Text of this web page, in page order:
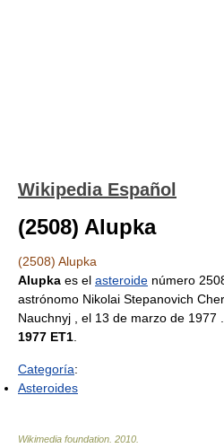
Wikipedia Español
(2508) Alupka
(2508) Alupka
Alupka es el asteroide número
astrónomo Nikolai Stepanovich
Nauchnyj , el 13 de marzo de 1977
1977 ET1
Categoría:
Asteroides
Wikimedia foundation 2010